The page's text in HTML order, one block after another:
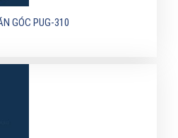
GÓC PUG-310